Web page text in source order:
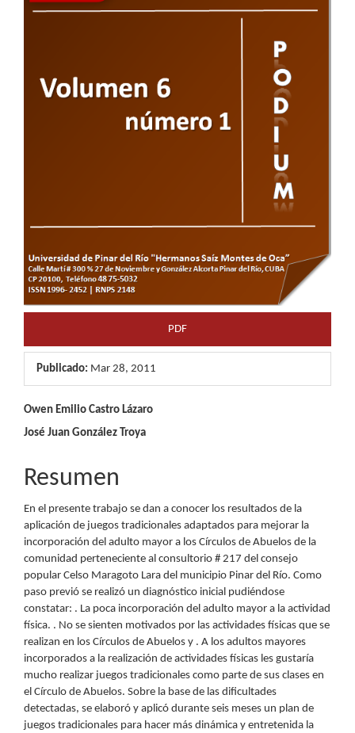
PDF
Publicado: Mar 28, 2011
Contenido
principal
del
artículo
Owen Emilio Castro Lázaro
José Juan González Troya
Resumen
En el presente trabajo se dan a conocer los resultados de la
aplicación de juegos tradicionales adaptados para mejorar la
incorporación del adulto mayor a los Círculos de Abuelos de la
comunidad perteneciente al consultorio # 217 del consejo
popular Celso Maragoto Lara del municipio Pinar del Río. Como
paso previó se realizó un diagnóstico inicial pudiéndose
constatar: . La poca incorporación del adulto mayor a la actividad
física. . No se sienten motivados por las actividades físicas que se
realizan en los Círculos de Abuelos y . A los adultos mayores
incorporados a la realización de actividades físicas les gustaría
mucho realizar juegos tradicionales como parte de sus clases en
el Círculo de Abuelos. Sobre la base de las dificultades
detectadas, se elaboró y aplicó durante seis meses un plan de
juegos tradicionales para hacer más dinámica y entretenida la